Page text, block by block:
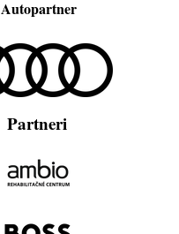
Autopartner
Partneri